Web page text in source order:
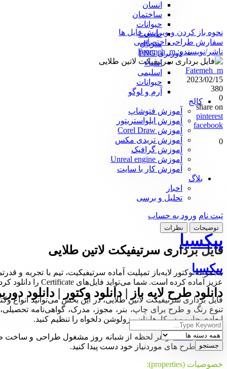
انسان
ساختمان
حیوانات
طبیعت
متریال
دوربری PNG
اشیاء
اسلیمی
حیوانات
آرم و لوگو
کالج
آموزش فتوشاپ
آموزش ایلواستریتور
آموزش Corel Draw
آموزش تریدی مکس
آموزش گرافیک
آموزش Unreal engine
آموزش کار با سایت
بلاگ
اخبار
تحلیل و برسی
ثبت نام ورود به حساب
پیکسیا
پیکسیا
دانلود طرح لایه باز | دانلود وکتور | دانلود
نحوه باز کردن و ویرایش فایل ها
سفارش طراحی اختصاصی
ناشر/نویسنده:Fatemeh_m
Fatemeh_m
2023/02/15
380
0
share on
pinterest
facebook
0
توضیحات نظرات
فایل برداری سرتیفیکت لاتین طلایی
عزیز آماده کرده است. شما می‌تواید فایل‌های Certificate را دانلود کرده و در نرم‌افزار ایلوستریتور ویرایش و سفارشی‌سازی کنید.
تنوع رنگ و طرح برای چاپ، بنر، مجوز، مدرک، گواهی‌نامه تحصیلی،
ابعادی چاپ و در کارهایتان رزولوشن دلخواه را تنظیم کنید.
مجموعه Pixia
در هر لحظه از شبانه روز مشغول طراحی و ساخت طرح
ساده به طرح های موردنیاز خود دست پیدا کنید.
خصوصیات (properties):